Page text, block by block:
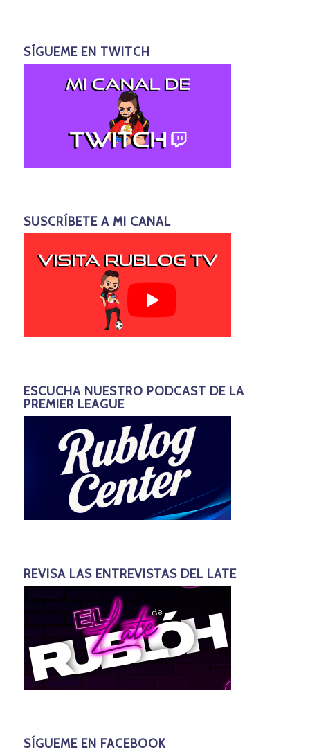
SÍGUEME EN TWITCH
SUSCRÍBETE A MI CANAL
ESCUCHA NUESTRO PODCAST DE LA
PREMIER LEAGUE
REVISA LAS ENTREVISTAS DEL LATE
SÍGUEME EN FACEBOOK